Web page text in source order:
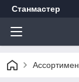
Станмастер